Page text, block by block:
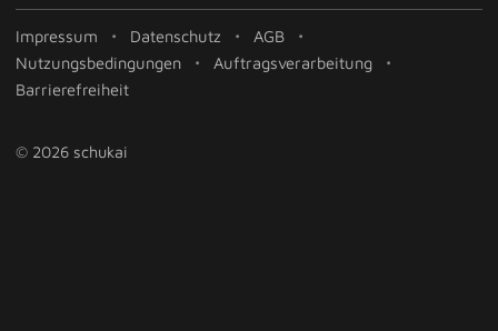
Impressum Datenschutz
AGB
Nutzungsbedingungen
Auftragsverarbeitung
Barrierefreiheit
© 2026 schukai